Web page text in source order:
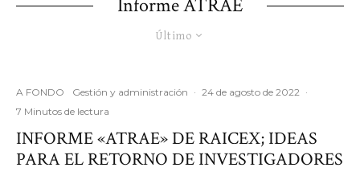
Informe ATRAE
Último
A FONDO Gestión y administración · 24 de agosto de 2022 ·
7 Minutos de lectura
INFORME «ATRAE» DE RAICEX; IDEAS
PARA EL RETORNO DE INVESTIGADORES